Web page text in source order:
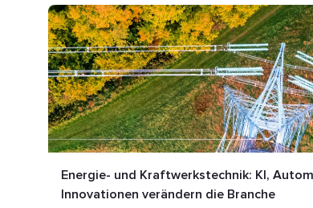
Energie- und Kraftwerkstechnik: KI,
Innovationen verändern die Branche